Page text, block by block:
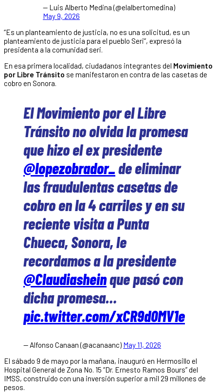
— Luis Alberto Medina (@elalbertomedina)
May 9, 2026
“Es un planteamiento de justicia, no es una solicitud, es un
planteamiento de justicia para el pueblo Seri”, expresó la
presidenta a la comunidad seri.
En esa primera localidad, ciudadanos integrantes del Movimiento
por Libre Tránsito se manifestaron en contra de las casetas de
cobro en Sonora.
El Movimiento por el Libre
Tránsito no olvida la promesa
que hizo el ex presidente
@lopezobrador_de eliminar
las fraudulentas casetas de
cobro en la 4 carriles y en su
reciente visita a Punta
Chueca, Sonora, le
recordamos a la presidente
@Claudiasheinque pasó con
dicha promesa…
pic.twitter.com/xCR9d0MV1e
— Alfonso Canaan (@acanaanc) May 11, 2026
El sábado 9 de mayo por la mañana, inauguró en Hermosillo el
Hospital General de Zona No. 15 “Dr. Ernesto Ramos Bours” del
IMSS, construido con una inversión superior a mil 29 millones de
pesos.